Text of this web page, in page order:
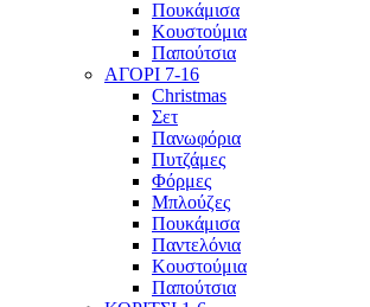
Πουκάμισα
Κουστούμια
Παπούτσια
ΑΓΟΡΙ 7-16
Christmas
Σετ
Πανωφόρια
Πυτζάμες
Φόρμες
Μπλούζες
Πουκάμισα
Παντελόνια
Κουστούμια
Παπούτσια